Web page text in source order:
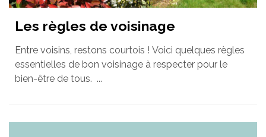
Les règles de voisinage
Entre voisins, restons courtois ! Voici quelques règles
essentielles de bon voisinage à respecter pour le
bien-être de tous. ...